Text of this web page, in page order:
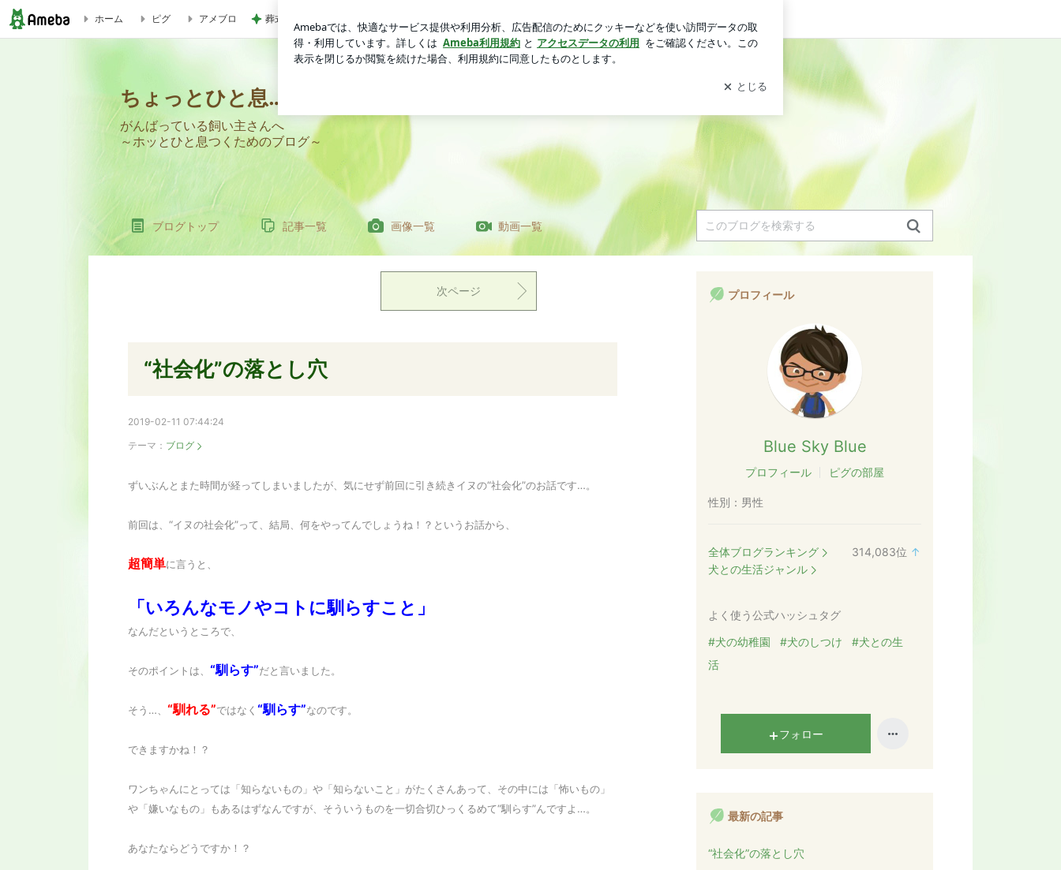
ホーム ピグ アメブロ 葬式する金もなく直葬も無理な家 ログイン
ちょっとひと息…
がんばっている飼い主さんへ
～ホッとひと息つくためのブログ～
ブログトップ 記事一覧 画像一覧 動画一覧
次ページ
“社会化”の落とし穴
2019-02-11 07:44:24
テーマ： ブログ
ずいぶんとまた時間が経ってしまいましたが、気にせず前回に引き続きイヌの“社会化”のお話です…。
前回は、“イヌの社会化”って、結局、何をやってんでしょうね！？というお話から、
超簡単に言うと、
「いろんなモノやコトに馴らすこと」
なんだというところで、
そのポイントは、 “馴らす”だと言いました。
そう…、 “馴れる”ではなく “馴らす”なのです。
できますかね！？
ワンちゃんにとっては「知らないもの」や「知らないこと」がたくさんあって、その中には「怖いもの」
や「嫌いなもの」もあるはずなんですが、そういうものを一切合切ひっくるめて“馴らす”んですよ…。
あなたならどうですか！？
プロフィール
Blue Sky Blue
プロフィール ピグの部屋
性別： 男性
全体ブログランキング 314,083位 ↑
犬との生活ジャンル
よく使う公式ハッシュタグ
#犬の幼稚園 #犬のしつけ
#犬との生
活
フォロー
最新の記事
“社会化”の落とし穴